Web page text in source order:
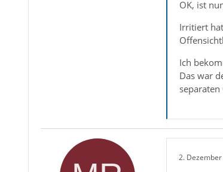
OK, ist
Irritiert
Ich
Das war
2.